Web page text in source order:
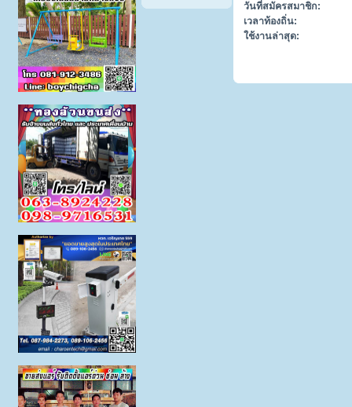
วันที่สมัครสมาชิก:
เวลาท้องถิ่น:
ใช้งานล่าสุด: